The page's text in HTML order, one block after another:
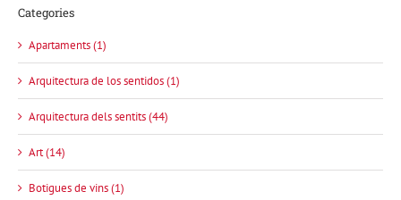
Categories
Apartaments (1)
Arquitectura de los sentidos (1)
Arquitectura dels sentits (44)
Art (14)
Botigues de vins (1)